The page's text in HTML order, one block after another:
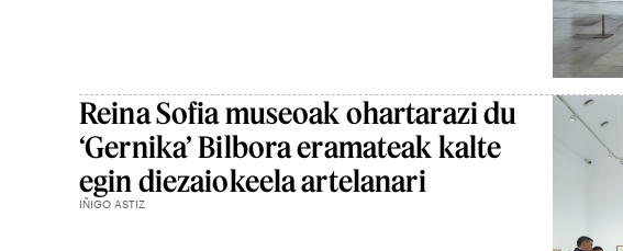
Reina Sofia museoak ohartarazi du
‘Gernika’ Bilbora eramateak kalte
egin diezaiokeela artelanari
IÑIGO ASTIZ